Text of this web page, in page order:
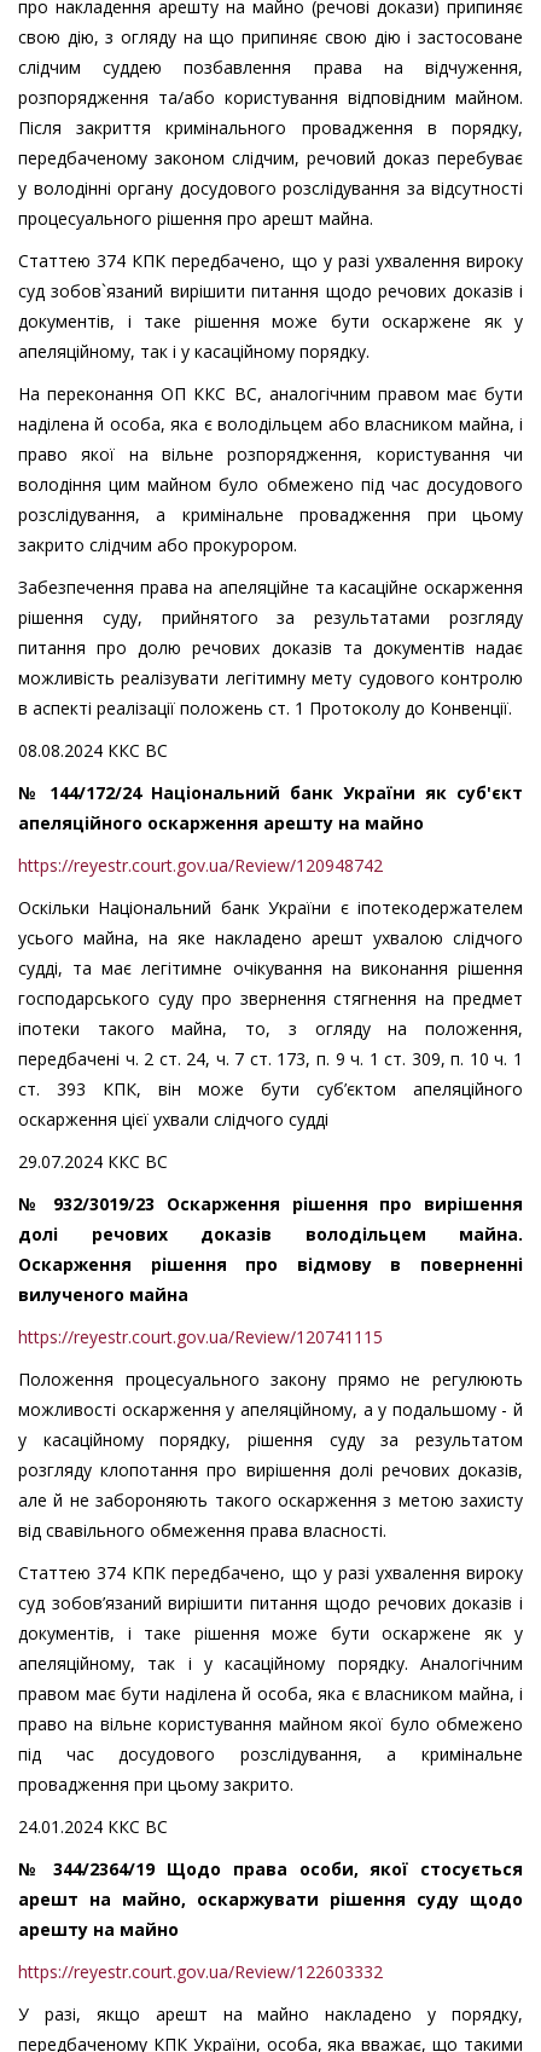
про накладення арешту на майно (речові докази) припиняє
свою дію, з огляду на що припиняє свою дію і застосоване
слідчим суддею позбавлення права на відчуження,
розпорядження та/або користування відповідним майном.
Після закриття кримінального провадження в порядку,
передбаченому законом слідчим, речовий доказ перебуває
у володінні органу досудового розслідування за відсутності
процесуального рішення про арешт майна.
Статтею 374 КПК передбачено, що у разі ухвалення вироку
суд зобов`язаний вирішити питання щодо речових доказів і
документів, і таке рішення може бути оскаржене як у
апеляційному, так і у касаційному порядку.
На переконання ОП ККС ВС, аналогічним правом має бути
наділена й особа, яка є володільцем або власником майна, і
право якої на вільне розпорядження, користування чи
володіння цим майном було обмежено під час досудового
розслідування, а кримінальне провадження при цьому
закрито слідчим або прокурором.
Забезпечення права на апеляційне та касаційне оскарження
рішення суду, прийнятого за результатами розгляду
питання про долю речових доказів та документів надає
можливість реалізувати легітимну мету судового контролю
в аспекті реалізації положень ст. 1 Протоколу до Конвенції.
08.08.2024 ККС ВС
№ 144/172/24 Національний банк України як суб'єкт
апеляційного оскарження арешту на майно
https://reyestr.court.gov.ua/Review/120948742
Оскільки Національний банк України є іпотекодержателем
усього майна, на яке накладено арешт ухвалою слідчого
судді, та має легітимне очікування на виконання рішення
господарського суду про звернення стягнення на предмет
іпотеки такого майна, то, з огляду на положення,
передбачені ч. 2 ст. 24, ч. 7 ст. 173, п. 9 ч. 1 ст. 309, п. 10 ч. 1
ст. 393 КПК, він може бути суб’єктом апеляційного
оскарження цієї ухвали слідчого судді
29.07.2024 ККС ВС
№ 932/3019/23 Оскарження рішення про вирішення
долі речових доказів володільцем майна.
Оскарження рішення про відмову в поверненні
вилученого майна
https://reyestr.court.gov.ua/Review/120741115
Положення процесуального закону прямо не регулюють
можливості оскарження у апеляційному, а у подальшому - й
у касаційному порядку, рішення суду за результатом
розгляду клопотання про вирішення долі речових доказів,
але й не забороняють такого оскарження з метою захисту
від свавільного обмеження права власності.
Статтею 374 КПК передбачено, що у разі ухвалення вироку
суд зобов’язаний вирішити питання щодо речових доказів і
документів, і таке рішення може бути оскаржене як у
апеляційному, так і у касаційному порядку. Аналогічним
правом має бути наділена й особа, яка є власником майна, і
право на вільне користування майном якої було обмежено
під час досудового розслідування, а кримінальне
провадження при цьому закрито.
24.01.2024 ККС ВС
№ 344/2364/19 Щодо права особи, якої стосується
арешт на майно, оскаржувати рішення суду щодо
арешту на майно
https://reyestr.court.gov.ua/Review/122603332
У разі, якщо арешт на майно накладено у порядку,
передбаченому КПК України, особа, яка вважає, що такими